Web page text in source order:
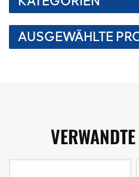
AUSGEWÄHLTE